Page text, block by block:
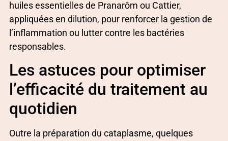
huiles essentielles de Pranarôm ou Cattier,
appliquées en dilution, pour renforcer la gestion de
l’inflammation ou lutter contre les bactéries
responsables.
Les astuces pour optimiser
l’efficacité du traitement au
quotidien
Outre la préparation du cataplasme, quelques